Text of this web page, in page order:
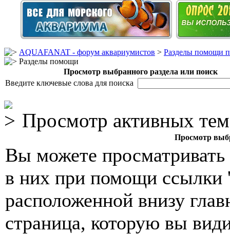
AQUAFANAT - форум аквариумистов > Разделы помощи
Разделы помощи
Просмотр выбранного раздела или поиск
Введите ключевые слова для поиска
Просмотр активных
Просмотр
Вы можете
в них при помощи ссылки
расположенной внизу
страница, которую вы